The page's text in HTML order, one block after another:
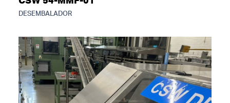
DESEMBALADOR